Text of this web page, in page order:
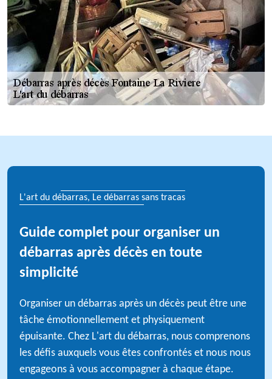
L'art du débarras, Le débarras sans tracas
Guide complet pour organiser un
débarras après décès en toute
simplicité
Organiser un débarras après un décès peut être une
tâche émotionnellement et physiquement
épuisante. Chez L'art du débarras, nous comprenons
les défis auxquels vous êtes confrontés et nous nous
engageons à vous accompagner à chaque étape.